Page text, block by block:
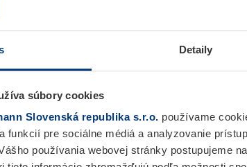
Detaily
súbory cookies
Slovenská republika s.r.o. používame
funkcií pre sociálne médiá a analyzovanie
používania webovej stránky postupujeme